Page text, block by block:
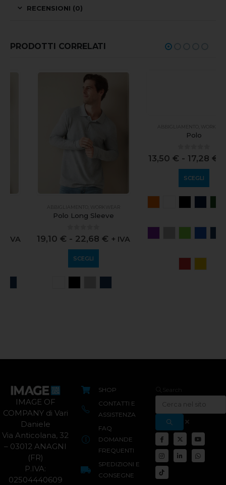
RECENSIONI (0)
PRODOTTI CORRELATI
ABBIGLIAMENTO WORKWEAR
Polo Long Sleeve
0 out of 5
19,10 € - 22,68€ + IVA
ABBIGLIAMENTO WORKWEAR
13,50 € - 17,28€ + IVA
COMPANY di Vari
Daniele
Via Anticolana, 32
– 03012 ANAGNI
(FR)
P.IVA:
02504440609
ASSISTENZA
FAQ
DOMANDE
FREQUENTI
SPEDIZIONI E
CONSEGNE
METODI DI
PAGAMENTO